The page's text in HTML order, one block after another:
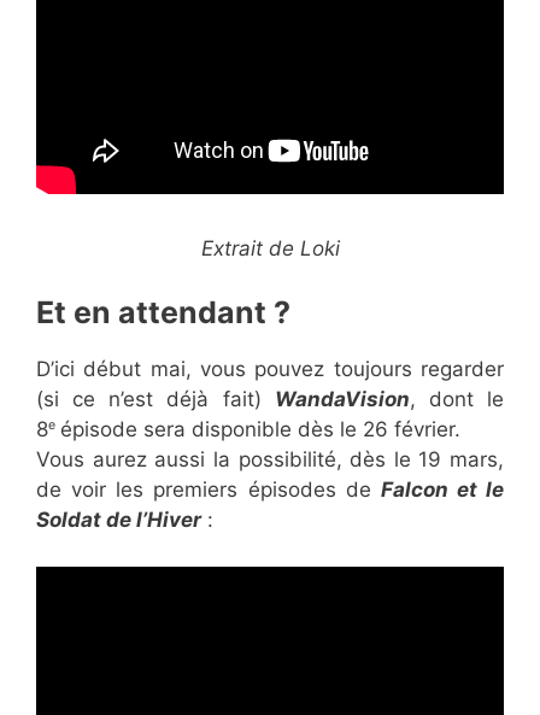
Extrait de Loki
Et en attendant ?
D’ici début mai, vous pouvez toujours regarder
(si ce n’est déjà fait) WandaVision, dont le
8e épisode sera disponible dès le 26 février.
Vous aurez aussi la possibilité, dès le 19 mars,
de voir les premiers épisodes de Falcon et le
Soldat de l’Hiver: